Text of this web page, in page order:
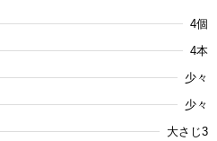
4個
4本
少々
少々
大さじ3